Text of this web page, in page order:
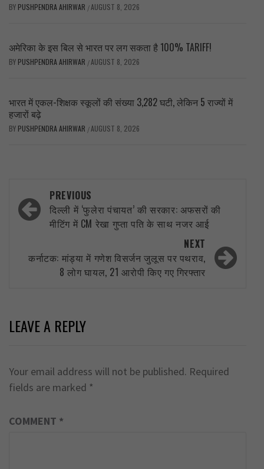
BY PUSHPENDRA AHIRWAR /AUGUST 8, 2026
अमेरिका के इस बिल से भारत पर लग सकता है 100% TARIFF!
BY PUSHPENDRA AHIRWAR /AUGUST 8, 2026
भारत में एकल-शिक्षक स्कूलों की संख्या 3,282 घटी, लेकिन 5 राज्यों में
हजारों बढ़े
BY PUSHPENDRA AHIRWAR /AUGUST 8, 2026
Post
navigation
PREVIOUS
दिल्ली में ‘फुलेरा पंचायत’ की सरकार: अफसरों की
मीटिंग में CM रेखा गुप्ता पति के साथ नजर आई
NEXT
कर्नाटक: मांड्या में गणेश विसर्जन जुलूस पर पथराव,
8 लोग घायल, 21 आरोपी किए गए गिरफ्तार
LEAVE A REPLY
Your email address will not be published. Required
fields are marked *
COMMENT *